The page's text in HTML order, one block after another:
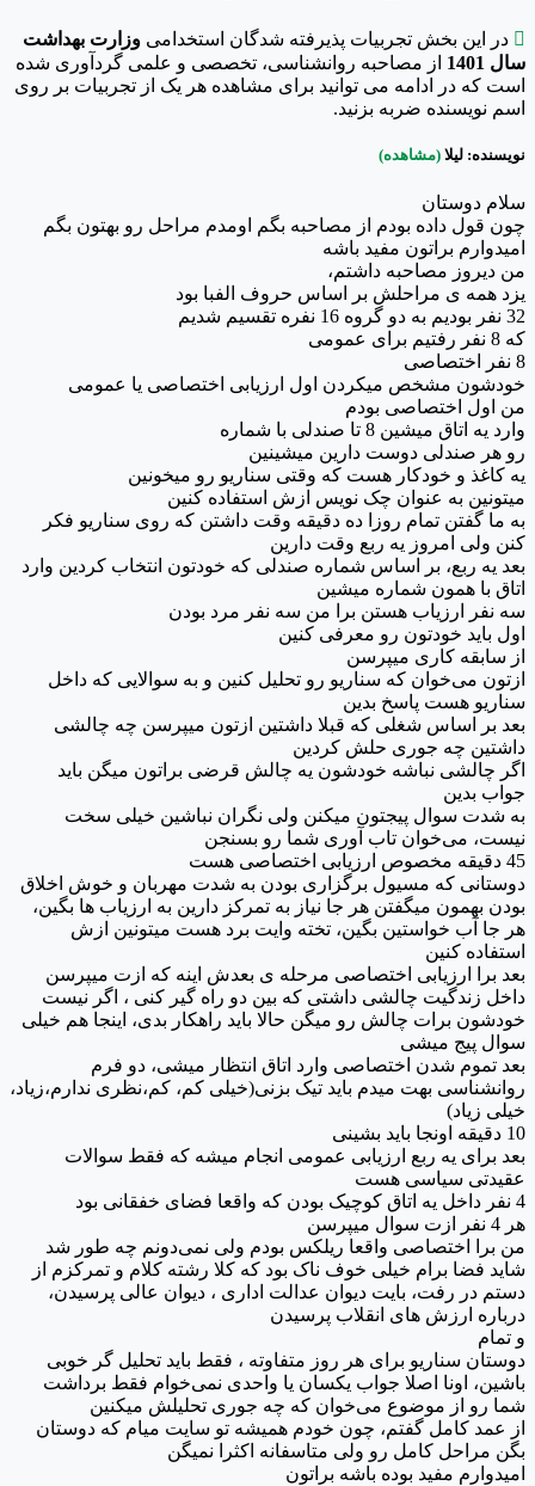
 در این بخش تجربیات پذیرفته شدگان استخدامی وزارت بهداشت
سال 1401
از مصاحبه روانشناسی، تخصصی و علمی گردآوری شده
است که در ادامه می توانید برای مشاهده هر یک از تجربیات بر روی
اسم نویسنده ضربه بزنید.
نویسنده: لیلا (مشاهده)
سلام دوستان
چون قول داده بودم از مصاحبه بگم اومدم مراحل رو بهتون بگم
امیدوارم براتون مفید باشه
من دیروز مصاحبه داشتم،
یزد همه ی مراحلش بر اساس حروف الفبا بود
32 نفر بودیم به دو گروه 16 نفره تقسیم شدیم
که 8 نفر رفتیم برای عمومی
8 نفر اختصاصی
خودشون مشخص میکردن اول ارزیابی اختصاصی یا عمومی
من اول اختصاصی بودم
وارد یه اتاق میشین 8 تا صندلی با شماره
رو هر صندلی دوست دارین میشینین
یه کاغذ و خودکار هست که وقتی سناریو رو میخونین
میتونین به عنوان چک نویس ازش استفاده کنین
به ما گفتن تمام روزا ده دقیقه وقت داشتن که روی سناریو فکر
کنن ولی امروز یه ربع وقت دارین
بعد یه ربع، بر اساس شماره صندلی که خودتون انتخاب کردین وارد
اتاق با همون شماره میشین
سه نفر ارزیاب هستن برا من سه نفر مرد بودن
اول باید خودتون رو معرفی کنین
از سابقه کاری میپرسن
ازتون می‌خوان که سناریو رو تحلیل کنین و به سوالایی که داخل
سناریو هست پاسخ بدین
بعد بر اساس شغلی که قبلا داشتین ازتون میپرسن چه چالشی
داشتین چه جوری حلش کردین
اگر چالشی نباشه خودشون یه چالش قرضی براتون میگن باید
جواب بدین
به شدت سوال پیجتون میکنن ولی نگران نباشین خیلی سخت
نیست، می‌خوان تاب آوری شما رو بسنجن
45 دقیقه مخصوص ارزیابی اختصاصی هست
دوستانی که مسیول برگزاری بودن به شدت مهربان و خوش اخلاق
بودن بهمون میگفتن هر جا نیاز به تمرکز دارین به ارزیاب ها بگین،
هر جا آب خواستین بگین، تخته وایت برد هست میتونین ازش
استفاده کنین
بعد برا ارزیابی اختصاصی مرحله ی بعدش اینه که ازت میپرسن
داخل زندگیت چالشی داشتی که بین دو راه گیر کنی ، اگر نیست
خودشون برات چالش رو میگن حالا باید راهکار بدی، اینجا هم خیلی
سوال پیج میشی
بعد تموم شدن اختصاصی وارد اتاق انتظار میشی، دو فرم
روانشناسی بهت میدم باید تیک بزنی(خیلی کم، کم،نظری ندارم،زیاد،
خیلی زیاد)
10 دقیقه اونجا باید بشینی
بعد برای یه ربع ارزیابی عمومی انجام میشه که فقط سوالات
عقیدتی سیاسی هست
4 نفر داخل یه اتاق کوچیک بودن که واقعا فضای خفقانی بود
هر 4 نفر ازت سوال میپرسن
من برا اختصاصی واقعا ریلکس بودم ولی نمی‌دونم چه طور شد
شاید فضا برام خیلی خوف ناک بود که کلا رشته کلام و تمرکزم از
دستم در رفت، بایت دیوان عدالت اداری ، دیوان عالی پرسیدن،
درباره ارزش های انقلاب پرسیدن
و تمام
دوستان سناریو برای هر روز متفاوته ، فقط باید تحلیل گر خوبی
باشین، اونا اصلا جواب یکسان یا واحدی نمی‌خوام فقط برداشت
شما رو از موضوع می‌خوان که چه جوری تحلیلش میکنین
از عمد کامل گفتم، چون خودم همیشه تو سایت میام که دوستان
بگن مراحل کامل رو ولی متاسفانه اکثرا نمیگن
امیدوارم مفید بوده باشه براتون